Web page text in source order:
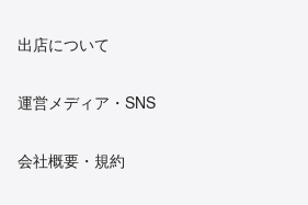
出店について
運営メディア・SNS
会社概要・規約